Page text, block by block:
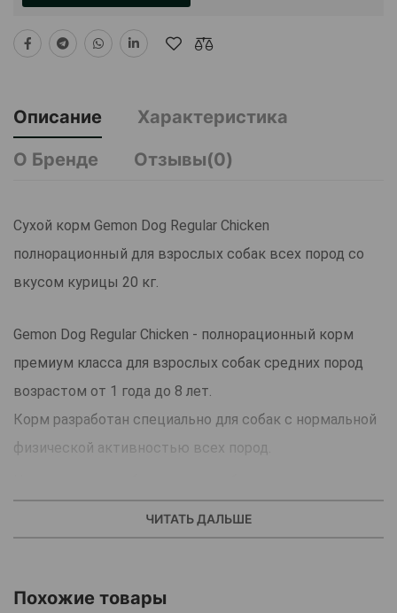
Описание
Характеристика
О Бренде
Отзывы(0)
Сухой корм Gemon Dog Regular Chicken
полнорационный для взрослых собак всех пород со
вкусом курицы 20 кг.
Gemon Dog Regular Chicken - полнорационный корм
премиум класса для взрослых собак средних пород
возрастом от 1 года до 8 лет.
Корм разработан специально для собак с нормальной
физической активностью всех пород.
пищеварение, экстракт Юкки снижает образование
Для защиты суставов в корме содержатся
ЧИТАТЬ ДАЛЬШЕ
Похожие товары